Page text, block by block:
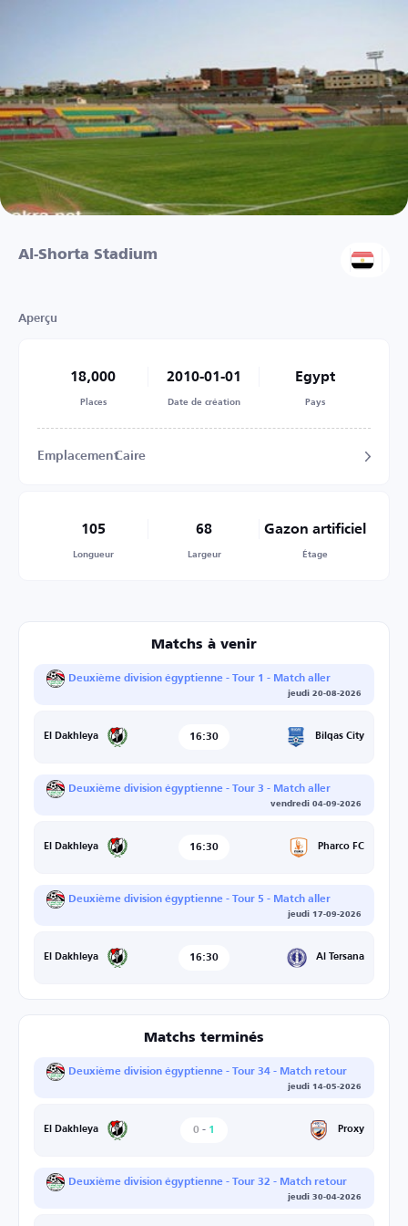
Al-Shorta Stadium
Aperçu
18,000
Places
2010-01-01
Date de création
Egypt
Pays
EmplacementCaire
105
Longueur
68
Largeur
Gazon artificiel
Étage
Matchs à venir
Deuxième division égyptienne - Tour 1 - Match aller
jeudi 20-08-2026
El Dakhleya 16:30 Bilqas City
Deuxième division égyptienne - Tour 3 - Match aller
vendredi 04-09-2026
El Dakhleya 16:30 Pharco FC
Deuxième division égyptienne - Tour 5 - Match aller
jeudi 17-09-2026
El Dakhleya 16:30 Al Tersana
Matchs terminés
Deuxième division égyptienne - Tour 34 - Match retour
jeudi 14-05-2026
El Dakhleya 0 - 1 Proxy
Deuxième division égyptienne - Tour 32 - Match retour
jeudi 30-04-2026